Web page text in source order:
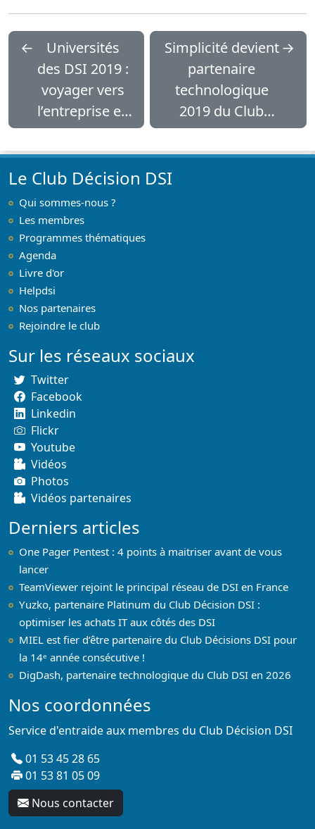
←
Universités
des DSI 2019 :
voyager vers
l’entreprise en
2030
Simplicité devient
partenaire
technologique
2019 du Club
Décision DSI
→
Le Club Décision DSI
Qui sommes-nous ?
Les membres
Programmes thématiques
Agenda
Livre d'or
Helpdsi
Nos partenaires
Rejoindre le club
Sur les réseaux sociaux
Twitter
Facebook
Linkedin
Flickr
Youtube
Vidéos
Photos
Vidéos partenaires
Derniers articles
One Pager Pentest : 4 points à maitriser avant de vous
lancer
TeamViewer rejoint le principal réseau de DSI en France
Yuzko, partenaire Platinum du Club Décision DSI :
optimiser les achats IT aux côtés des DSI
MIEL est fier d’être partenaire du Club Décisions DSI pour
la 14ᵉ année consécutive !
DigDash, partenaire technologique du Club DSI en 2026
Nos coordonnées
Service d'entraide aux membres du Club Décision DSI
01 53 45 28 65
01 53 81 05 09
Nous contacter